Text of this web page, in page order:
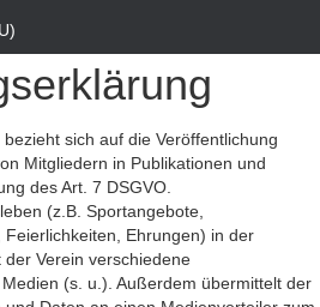
sich auf die Veröffentlichung
Mitgliedern in Publikationen und
des Art. 7 DSGVO.
(z.B. Sportangebote,
Ehrungen) in der
Verein verschiedene
(s. u.). Außerdem übermittelt der